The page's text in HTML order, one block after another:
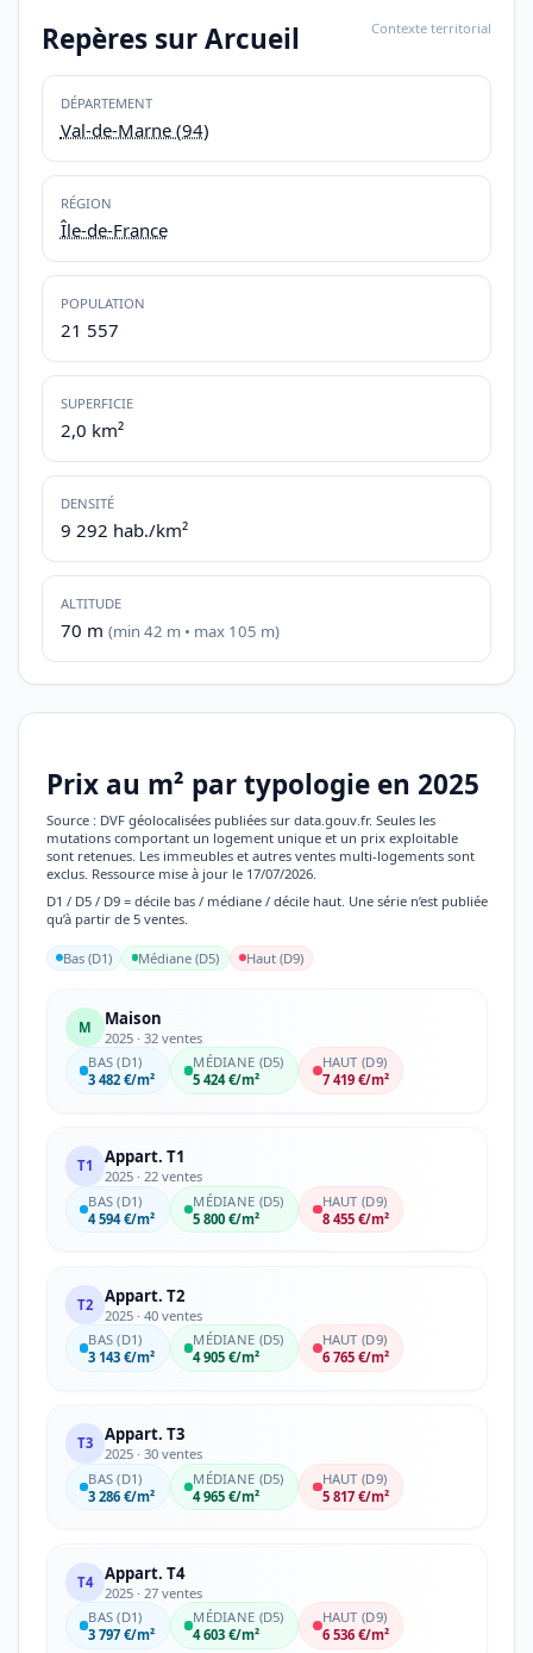
Repères sur Arcueil Contexte territorial
DÉPARTEMENT
Val-de-Marne (94)
RÉGION
Île-de-France
POPULATION
21 557
SUPERFICIE
2,0 km²
DENSITÉ
9 292 hab./km²
ALTITUDE
70 m (min 42 m • max 105 m)
Prix au m² par typologie en 2025
Source : DVF géolocalisées publiées sur data.gouv.fr. Seules les
mutations comportant un logement unique et un prix exploitable
sont retenues. Les immeubles et autres ventes multi-logements sont
exclus. Ressource mise à jour le 17/07/2026.
D1 / D5 / D9 = décile bas / médiane / décile haut. Une série n’est publiée
qu’à partir de 5 ventes.
Bas (D1) Médiane (D5) Haut (D9)
M Maison
2025 · 32 ventes
BAS (D1)
3 482 €/m²
MÉDIANE (D5)
5 424 €/m²
HAUT (D9)
7 419 €/m²
T1 Appart. T1
2025 · 22 ventes
BAS (D1)
4 594 €/m²
MÉDIANE (D5)
5 800 €/m²
HAUT (D9)
8 455 €/m²
T2 Appart. T2
2025 · 40 ventes
BAS (D1)
3 143 €/m²
MÉDIANE (D5)
4 905 €/m²
HAUT (D9)
6 765 €/m²
T3 Appart. T3
2025 · 30 ventes
BAS (D1)
3 286 €/m²
MÉDIANE (D5)
4 965 €/m²
HAUT (D9)
5 817 €/m²
T4 Appart. T4
2025 · 27 ventes
BAS (D1)
3 797 €/m²
MÉDIANE (D5)
4 603 €/m²
HAUT (D9)
6 536 €/m²